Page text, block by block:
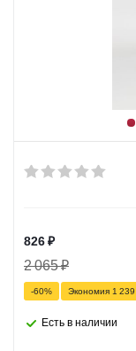
826₽
2 065₽
-60% Экономия 1 239
Есть в наличии